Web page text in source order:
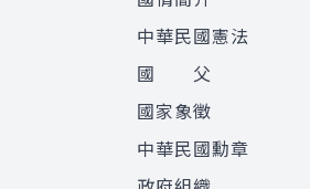
中華民國憲法
國 父
國家象徵
中華民國勳章